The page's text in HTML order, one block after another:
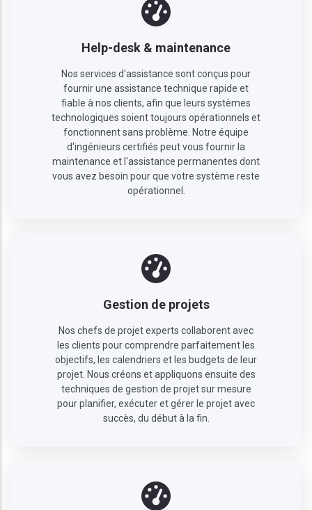
Help-desk & maintenance
Nos services d'assistance sont conçus pour
fournir une assistance technique rapide et
fiable à nos clients, afin que leurs systèmes
technologiques soient toujours opérationnels et
fonctionnent sans problème. Notre équipe
d'ingénieurs certifiés peut vous fournir la
maintenance et l'assistance permanentes dont
vous avez besoin pour que votre système reste
opérationnel.
Gestion de projets
Nos chefs de projet experts collaborent avec
les clients pour comprendre parfaitement les
objectifs, les calendriers et les budgets de leur
projet. Nous créons et appliquons ensuite des
techniques de gestion de projet sur mesure
pour planifier, exécuter et gérer le projet avec
succès, du début à la fin.